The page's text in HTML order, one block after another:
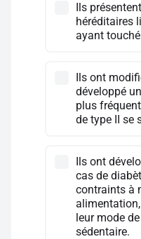
Ils
héréditaires
ayant
Ils ont
développé
plus
de type II se
Ils ont
cas de
contraints à
leur mode
sédentaire.